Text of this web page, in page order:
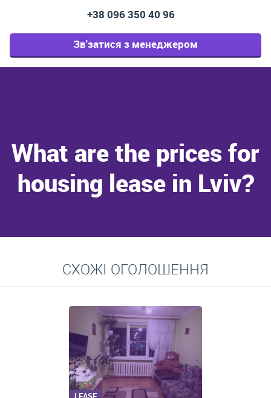
+38 096 350 40 96
Зв'затися з менеджером
What are the prices for
housing lease in Lviv?
Average prices for long-term lease of apartments, private
residences, rooms
СХОЖІ ОГОЛОШЕННЯ